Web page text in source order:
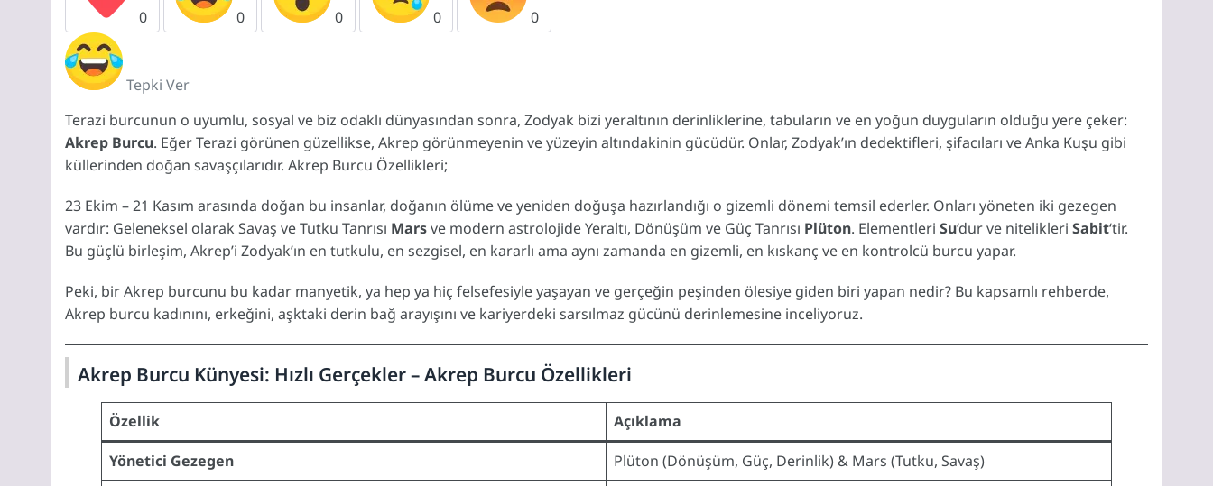
0 0 0 0 0
Tepki Ver
Terazi burcunun o uyumlu, sosyal ve biz odaklı dünyasından sonra, Zodyak bizi yeraltının derinliklerine, tabuların ve en yoğun duyguların olduğu yere çeker:
Akrep Burcu. Eğer Terazi görünen güzellikse, Akrep görünmeyenin ve yüzeyin altındakinin gücüdür. Onlar, Zodyak’ın dedektifleri, şifacıları ve Anka Kuşu gibi
küllerinden doğan savaşçılarıdır. Akrep Burcu Özellikleri;
23 Ekim – 21 Kasım arasında doğan bu insanlar, doğanın ölüme ve yeniden doğuşa hazırlandığı o gizemli dönemi temsil ederler. Onları yöneten iki gezegen
vardır: Geleneksel olarak Savaş ve Tutku Tanrısı Marsve modern astrolojide Yeraltı, Dönüşüm ve Güç Tanrısı Plüton. Elementleri Su‘dur ve nitelikleri Sabit‘tir.
Bu güçlü birleşim, Akrep’i Zodyak’ın en tutkulu, en sezgisel, en kararlı ama aynı zamanda en gizemli, en kıskanç ve en kontrolcü burcu yapar.
Peki, bir Akrep burcunu bu kadar manyetik, ya hep ya hiç felsefesiyle yaşayan ve gerçeğin peşinden ölesiye giden biri yapan nedir? Bu kapsamlı rehberde,
Akrep burcu kadınını, erkeğini, aşktaki derin bağ arayışını ve kariyerdeki sarsılmaz gücünü derinlemesine inceliyoruz.
Akrep Burcu Künyesi: Hızlı Gerçekler – Akrep Burcu Özellikleri
Özellik
Açıklama
Yönetici Gezegen
Plüton (Dönüşüm, Güç, Derinlik) & Mars (Tutku, Savaş)